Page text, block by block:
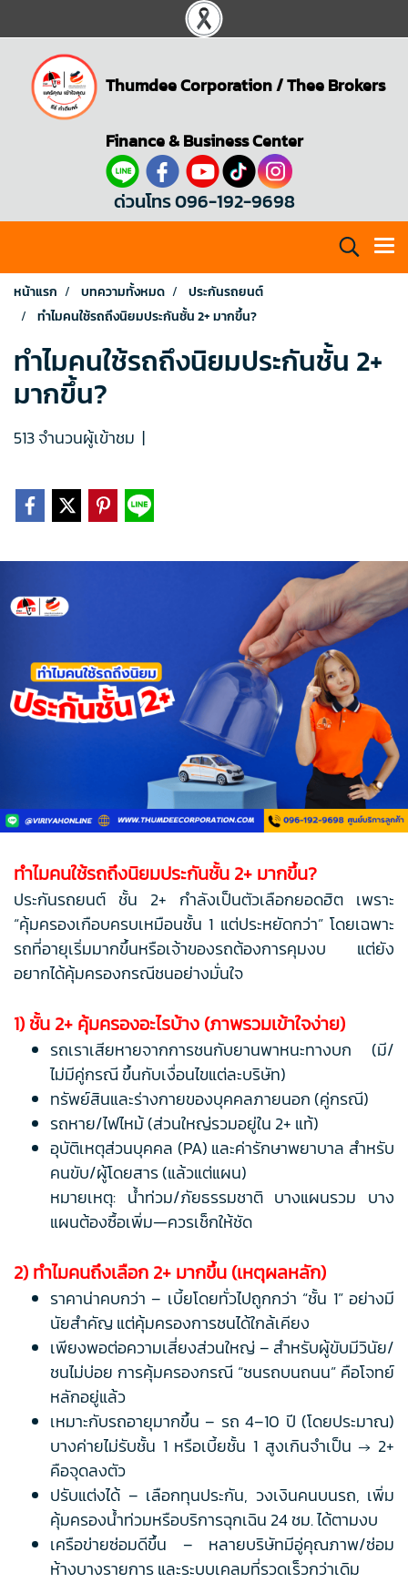
Thumdee Corporation/Thee Brokers
Finance & Business Center
ด่วนโทร 096-192-9698
หน้าแรก บทความทั้งหมด
ประกันรถยนต์
ทำไมคนใช้รถถึงนิยมประกันชั้น 2+ มากขึ้น?
ทำไมคนใช้รถถึงนิยมประกันชั้น 2+
มากขึ้น?
513 จำนวนผู้เข้าชม |
ทำไมคนใช้รถถึงนิยมประกันชั้น 2+ มากขึ้น?
ประกันรถยนต์ ชั้น 2+ กำลังเป็นตัวเลือกยอดฮิต เพราะ
“คุ้มครองเกือบครบเหมือนชั้น 1 แต่ประหยัดกว่า” โดยเฉพาะ
รถที่อายุเริ่มมากขึ้นหรือเจ้าของรถต้องการคุมงบ แต่ยัง
อยากได้คุ้มครองกรณีชนอย่างมั่นใจ
1) ชั้น 2+ คุ้มครองอะไรบ้าง (ภาพรวมเข้าใจง่าย)
รถเราเสียหายจากการชนกับยานพาหนะทางบก (มี/
ไม่มีคู่กรณี ขึ้นกับเงื่อนไขแต่ละบริษัท)
ทรัพย์สินและร่างกายของบุคคลภายนอก (คู่กรณี)
รถหาย/ไฟไหม้ (ส่วนใหญ่รวมอยู่ใน 2+ แท้)
อุบัติเหตุส่วนบุคคล (PA) และค่ารักษาพยาบาล สำหรับ
คนขับ/ผู้โดยสาร (แล้วแต่แผน)
หมายเหตุ: น้ำท่วม/ภัยธรรมชาติ บางแผนรวม บาง
แผนต้องซื้อเพิ่ม—ควรเช็กให้ชัด
2) ทำไมคนถึงเลือก 2+ มากขึ้น (เหตุผลหลัก)
ราคาน่าคบกว่า – เบี้ยโดยทั่วไปถูกกว่า “ชั้น 1” อย่างมี
นัยสำคัญ แต่คุ้มครองการชนได้ใกล้เคียง
เพียงพอต่อความเสี่ยงส่วนใหญ่ – สำหรับผู้ขับมีวินัย/
ชนไม่บ่อย การคุ้มครองกรณี “ชนรถบนถนน” คือโจทย์
หลักอยู่แล้ว
เหมาะกับรถอายุมากขึ้น – รถ 4–10 ปี (โดยประมาณ)
บางค่ายไม่รับชั้น 1 หรือเบี้ยชั้น 1 สูงเกินจำเป็น → 2+
คือจุดลงตัว
ปรับแต่งได้ – เลือกทุนประกัน, วงเงินคนบนรถ, เพิ่ม
คุ้มครองน้ำท่วมหรือบริการฉุกเฉิน 24 ชม. ได้ตามงบ
เครือข่ายซ่อมดีขึ้น – หลายบริษัทมีอู่คุณภาพ/ซ่อม
ห้างบางรายการ และระบบเคลมที่รวดเร็วกว่าเดิม